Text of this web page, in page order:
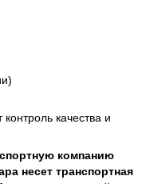
качества и
компанию
несет транспортная